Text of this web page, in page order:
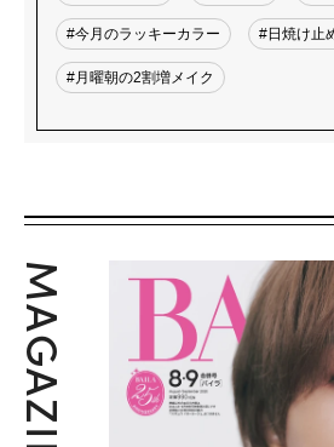
#今月のラッキーカラー #日焼け止
#月曜朝の2割増メイク
MAGAZINE